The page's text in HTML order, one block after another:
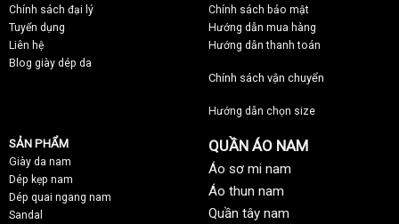
Chính sách đại lý
Tuyển dụng
Liên hệ
Blog giày dép da
Chính sách bảo mật
Hướng dẫn mua hàng
Hướng dẫn thanh toán
Chính sách vận chuyển
Hướng dẫn chọn size
SẢN PHẨM
Giày da nam
Dép kẹp nam
Dép quai ngang nam
Sandal
QUẦN ÁO NAM
Áo sơ mi nam
Áo thun nam
Quần tây nam